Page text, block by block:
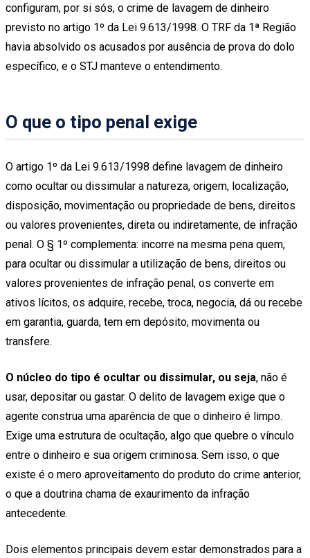
configuram, por si sós, o crime de lavagem de dinheiro
previsto no artigo 1º da Lei 9.613/1998. O TRF da 1ª Região
havia absolvido os acusados por ausência de prova do dolo
específico, e o STJ manteve o entendimento.
O que o tipo penal exige
O artigo 1º da Lei 9.613/1998 define lavagem de dinheiro
como ocultar ou dissimular a natureza, origem, localização,
disposição, movimentação ou propriedade de bens, direitos
ou valores provenientes, direta ou indiretamente, de infração
penal. O § 1º complementa: incorre na mesma pena quem,
para ocultar ou dissimular a utilização de bens, direitos ou
valores provenientes de infração penal, os converte em
ativos lícitos, os adquire, recebe, troca, negocia, dá ou recebe
em garantia, guarda, tem em depósito, movimenta ou
transfere.
O núcleo do tipo é ocultar ou dissimular, ou seja, não é
usar, depositar ou gastar. O delito de lavagem exige que o
agente construa uma aparência de que o dinheiro é limpo.
Exige uma estrutura de ocultação, algo que quebre o vínculo
entre o dinheiro e sua origem criminosa. Sem isso, o que
existe é o mero aproveitamento do produto do crime anterior,
o que a doutrina chama de exaurimento da infração
antecedente.
Dois elementos principais devem estar demonstrados para a